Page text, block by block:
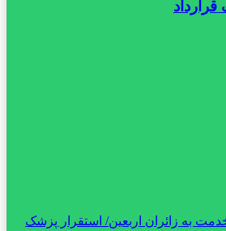
۱.۷ میلیون خدمت به زائران اربعین/ استقرار پزشک